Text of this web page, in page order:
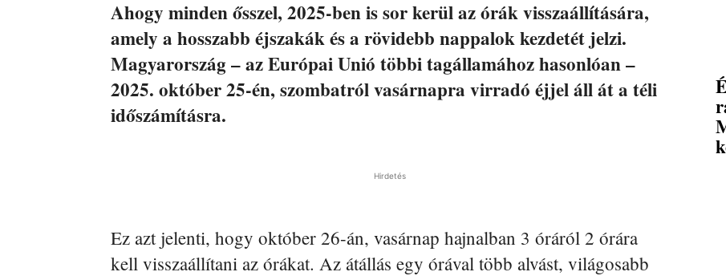
Ahogy minden ősszel, 2025-ben is sor kerül az órák visszaállítására,
amely a hosszabb éjszakák és a rövidebb nappalok kezdetét jelzi.
Magyarország – az Európai Unió többi tagállamához hasonlóan –
2025. október 25-én, szombatról vasárnapra virradó éjjel áll át a téli
időszámításra.
Hirdetés
Ez azt jelenti, hogy október 26-án, vasárnap hajnalban 3 óráról 2 órára
kell visszaállítani az órákat. Az átállás egy órával több alvást, világosabb